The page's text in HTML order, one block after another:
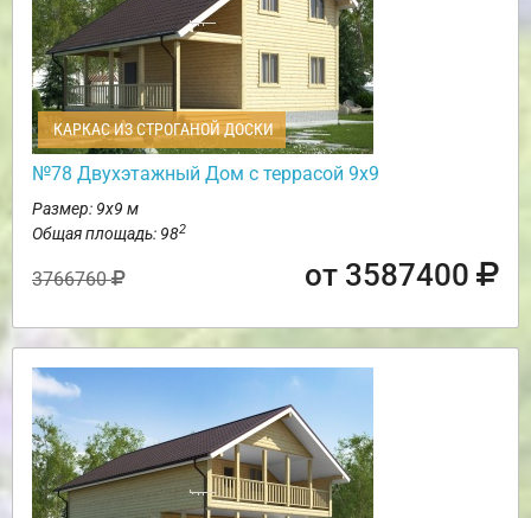
КАРКАС ИЗ СТРОГАНОЙ ДОСКИ
№78 Двухэтажный Дом с террасой 9х9
Размер: 9х9 м
Общая площадь: 982
3766760 от 3587400